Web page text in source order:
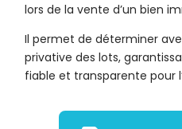
lors de la vente d’un bien
Il permet de déterminer
privative des lots,
fiable et transparente pour